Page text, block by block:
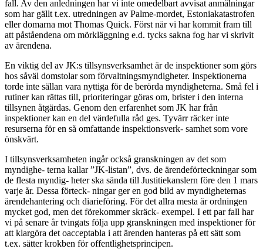
fall. Av den anledningen har vi inte omedelbart avvisat anmälningar
som har gällt t.ex. utredningen av Palme-mordet, Estoniakatastrofen
eller domarna mot Thomas Quick. Först när vi har kommit fram till
att påståendena om mörkläggning e.d. tycks sakna fog har vi skrivit
av ärendena.
En viktig del av JK:s tillsynsverksamhet är de inspektioner som görs
hos såväl domstolar som förvaltningsmyndigheter. Inspektionerna
torde inte sällan vara nyttiga för de berörda myndigheterna. Små fel i
rutiner kan rättas till, prioriteringar göras om, brister i den interna
tillsynen åtgärdas. Genom den erfarenhet som JK har från
inspektioner kan en del värdefulla råd ges. Tyvärr räcker inte
resurserna för en så omfattande inspektionsverk- samhet som vore
önskvärt.
I tillsynsverksamheten ingår också granskningen av det som
myndighe- terna kallar ”JK-listan”, dvs. de ärendeförteckningar som
de flesta myndig- heter ska sända till Justitiekanslern före den 1 mars
varje år. Dessa förteck- ningar ger en god bild av myndigheternas
ärendehantering och diarieföring. För det allra mesta är ordningen
mycket god, men det förekommer skräck- exempel. I ett par fall har
vi på senare år tvingats följa upp granskningen med inspektioner för
att klargöra det oacceptabla i att ärenden hanteras på ett sätt som
t.ex. sätter krokben för offentlighetsprincipen.